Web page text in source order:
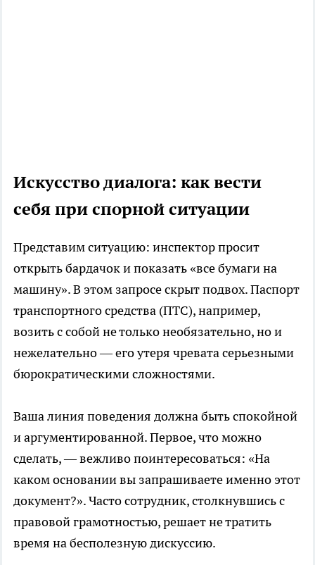
Искусство диалога: как вести
себя при спорной ситуации
Представим ситуацию: инспектор просит
открыть бардачок и показать «все бумаги на
машину». В этом запросе скрыт подвох. Паспорт
транспортного средства (ПТС), например,
возить с собой не только необязательно, но и
нежелательно — его утеря чревата серьезными
бюрократическими сложностями.
Ваша линия поведения должна быть спокойной
и аргументированной. Первое, что можно
сделать, — вежливо поинтересоваться: «На
каком основании вы запрашиваете именно этот
документ?». Часто сотрудник, столкнувшись с
правовой грамотностью, решает не тратить
время на бесполезную дискуссию.